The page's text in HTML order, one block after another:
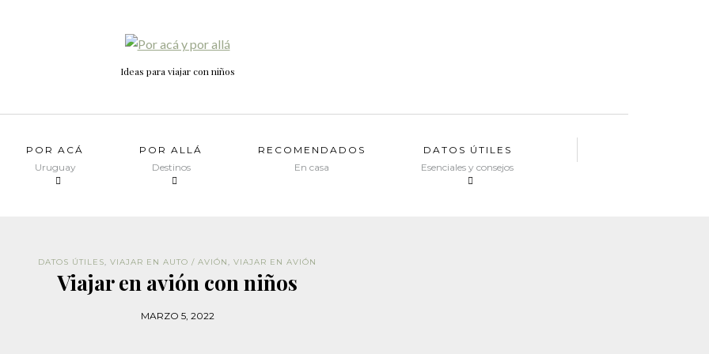
Ideas para viajar con niños
POR ACÁ
Uruguay
POR ALLÁ
Destinos
RECOMENDADOS
En casa
DATOS ÚTILES
Esenciales y consejos
DATOS ÚTILES, VIAJAR EN AUTO / AVIÓN, VIAJAR EN AVIÓN
Viajar en avión con niños
MARZO 5, 2022